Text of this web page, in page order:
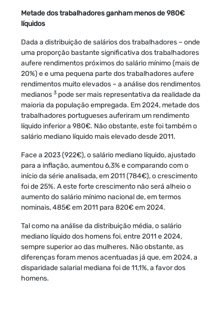
Metade dos trabalhadores ganham menos de 980€
líquidos
Dada a distribuição de salários dos trabalhadores – onde
uma proporção bastante significativa dos trabalhadores
aufere rendimentos próximos do salário mínimo (mais de
20%) e e uma pequena parte dos trabalhadores aufere
rendimentos muito elevados – a análise dos rendimentos
medianos 3 pode ser mais representativa da realidade da
maioria da população empregada. Em 2024, metade dos
trabalhadores portugueses auferiram um rendimento
líquido inferior a 980€. Não obstante, este foi também o
salário mediano líquido mais elevado desde 2011.
Face a 2023 (922€), o salário mediano líquido, ajustado
para a inflação, aumentou 6,3% e comparando com o
início da série analisada, em 2011 (784€), o crescimento
foi de 25%. A este forte crescimento não será alheio o
aumento do salário mínimo nacional de, em termos
nominais, 485€ em 2011 para 820€ em 2024.
Tal como na análise da distribuição média, o salário
mediano líquido dos homens foi, entre 2011 e 2024,
sempre superior ao das mulheres. Não obstante, as
diferenças foram menos acentuadas já que, em 2024, a
disparidade salarial mediana foi de 11,1%, a favor dos
homens.